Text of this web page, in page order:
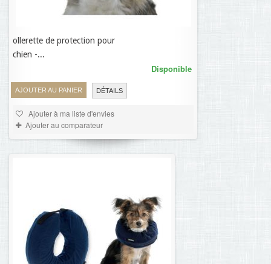
ollerette de protection pour
chien -...
AJOUTER AU PANIER DÉTAILS
Disponible
Ajouter à ma liste d'envies
Ajouter au comparateur